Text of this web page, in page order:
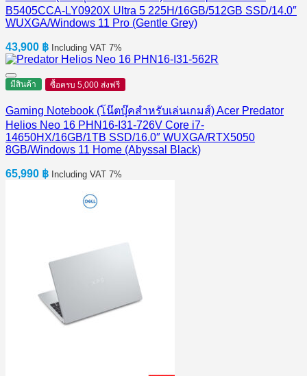
B5405CCA-LY0920X Ultra 5 225H/16GB/512GB SSD/14.0″
WUXGA/Windows 11 Pro (Gentle Grey)
43,900 ฿ Including VAT 7%
มีสินค้า ซื้อครบ 5,000 ส่งฟรี
Gaming Notebook (โน๊ตบุ๊คสำหรับเล่นเกมส์) Acer Predator
Helios Neo 16 PHN16-I31-726V Core i7-
14650HX/16GB/1TB SSD/16.0″ WUXGA/RTX5050
8GB/Windows 11 Home (Abyssal Black)
65,990 ฿ Including VAT 7%